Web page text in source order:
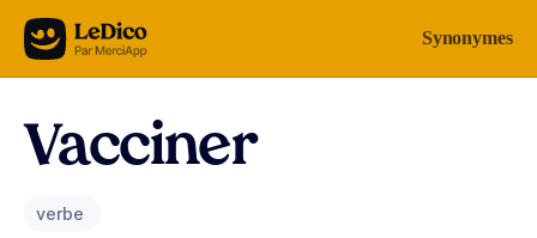
Aller au contenu Synonymes
Vacciner
verbe